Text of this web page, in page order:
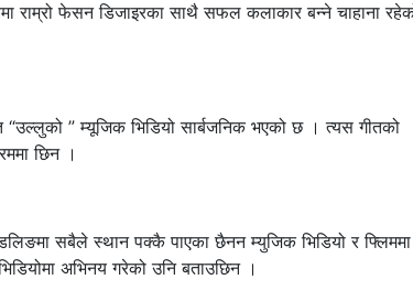
राम्रो फेसन डिजाइरका साथै सफल कलाकार बन्ने चाहाना
“उल्लुको ” म्यूजिक भिडियो सार्बजनिक भएको छ । त्यस गीतको
छिन ।
सबैले स्थान पक्कै पाएका छैनन म्युजिक भिडियो र
अभिनय गरेको उनि बताउछिन ।